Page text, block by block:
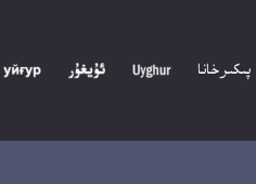
پىكىرخانا